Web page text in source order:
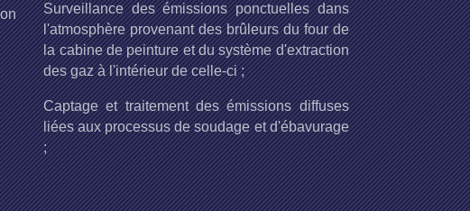
Surveillance des émissions ponctuelles dans
l'atmosphère provenant des brûleurs du four de
la cabine de peinture et du système d'extraction
des gaz à l'intérieur de celle-ci ;
Captage et traitement des émissions diffuses
liées aux processus de soudage et d'ébavurage
;